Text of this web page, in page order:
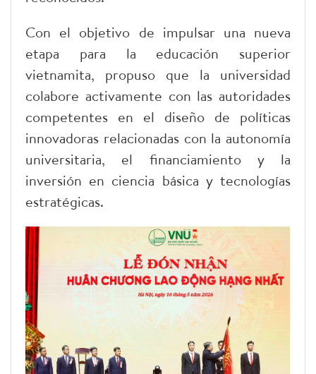
Con el objetivo de impulsar una nueva
etapa para la educación superior
vietnamita, propuso que la universidad
colabore activamente con las autoridades
competentes en el diseño de políticas
innovadoras relacionadas con la autonomía
universitaria, el financiamiento y la
inversión en ciencia básica y tecnologías
estratégicas.